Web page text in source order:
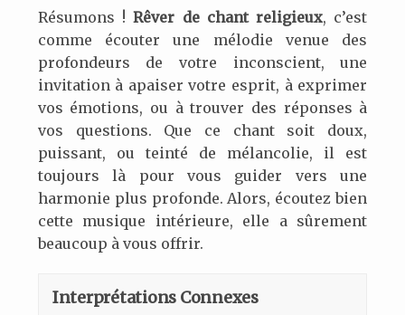
Résumons !Rêver de chant religieux, c’est
comme écouter une mélodie venue des
profondeurs de votre inconscient, une
invitation à apaiser votre esprit, à exprimer
vos émotions, ou à trouver des réponses à
vos questions. Que ce chant soit doux,
puissant, ou teinté de mélancolie, il est
toujours là pour vous guider vers une
harmonie plus profonde. Alors, écoutez bien
cette musique intérieure, elle a sûrement
beaucoup à vous offrir.
Interprétations Connexes